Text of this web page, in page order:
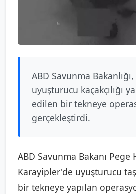
ABD Savunma
uyuşturucu kaçakçılığı
edilen bir tekneye
gerçekleştirdi.
ABD Savunma Bakanı Pege
Karayipler'de uyuşturucu
bir tekneye yapılan